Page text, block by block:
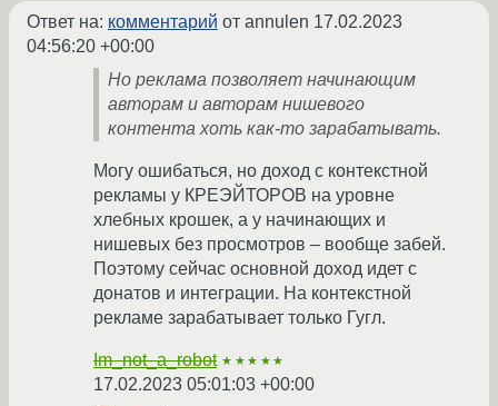
Ответ на: комментарий от annulen 17.02.2023
04:56:20 +00:00
Но реклама позволяет начинающим
авторам и авторам нишевого
контента хоть как-то зарабатывать.
Могу ошибаться, но доход с контекстной
рекламы у КРЕЭЙТОРОВ на уровне
хлебных крошек, а у начинающих и
нишевых без просмотров – вообще забей.
Поэтому сейчас основной доход идет с
донатов и интеграции. На контекстной
рекламе зарабатывает только Гугл.
Im_not_a_robot ★★★★★
17.02.2023 05:01:03 +00:00